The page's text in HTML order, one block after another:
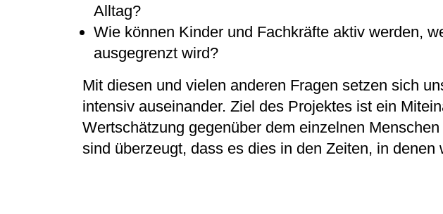
Alltag?
Wie können Kinder und Fachkräfte aktiv werden,
ausgegrenzt wird?
Mit diesen und vielen anderen Fragen setzen sich
intensiv auseinander. Ziel des Projektes ist ein
Wertschätzung gegenüber dem einzelnen
sind überzeugt, dass es dies in den Zeiten, in